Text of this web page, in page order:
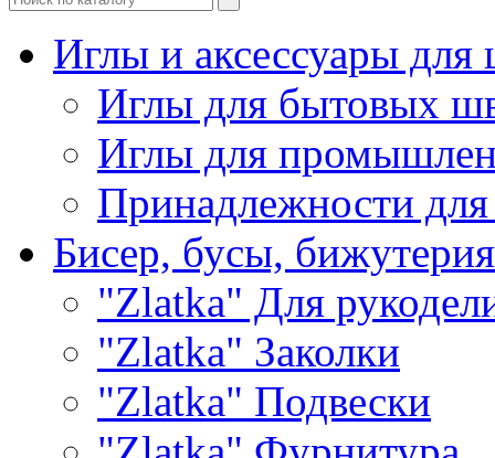
Иглы и аксессуары
Иглы для бытовых
Иглы для
Принадлежности
Бисер, бусы, бижутерия
"Zlatka" Для
"Zlatka" Заколки
"Zlatka" Подвески